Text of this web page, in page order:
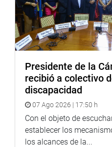
Construcción
10:00 Comisión de
Presidente de la
recibió a colectivo
discapacidad
07 Ago 2026 | 17:50 h
Con el objeto de
establecer los
los alcances de la...